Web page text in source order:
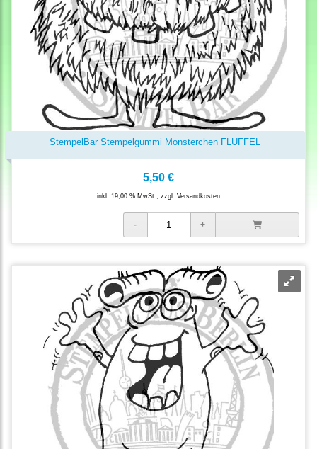
StempelBar Stempelgummi Monsterchen FLUFFEL
5,50 €
inkl. 19,00 % MwSt., zzgl. Versandkosten